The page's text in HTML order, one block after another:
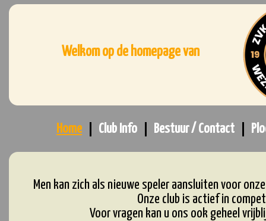
Welkom op de homepage van
Home Club Info Bestuur / Contact
Men kan zich als nieuwe speler aansluiten voor
Onze club is actief in
Voor vragen kan u ons ook geheel